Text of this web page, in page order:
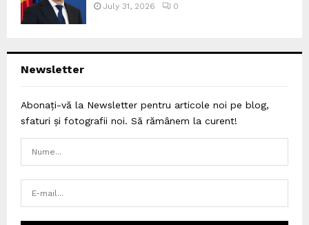
July 31, 2026 0
Newsletter
Abonați-vă la Newsletter pentru articole noi pe blog,
sfaturi și fotografii noi. Să rămânem la curent!